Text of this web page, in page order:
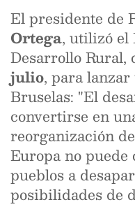
El presidente de
Ortega, utilizó el
Desarrollo Rural,
julio, para
Bruselas: "El
convertirse en
reorganización
Europa no puede
pueblos a
posibilidades de